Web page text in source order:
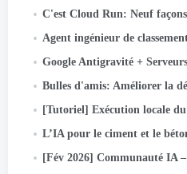
C'est Cloud Run: Neuf façons de
Agent ingénieur de classement (REA): L'agent d'IA autonome
Google Antigravité + Serveurs MCP: Comment
Bulles d'amis: Améliorer la
[Tutoriel] Exécution locale du Gemma-4b de
L’IA pour le ciment et le
[Fév 2026] Communauté IA – Faits